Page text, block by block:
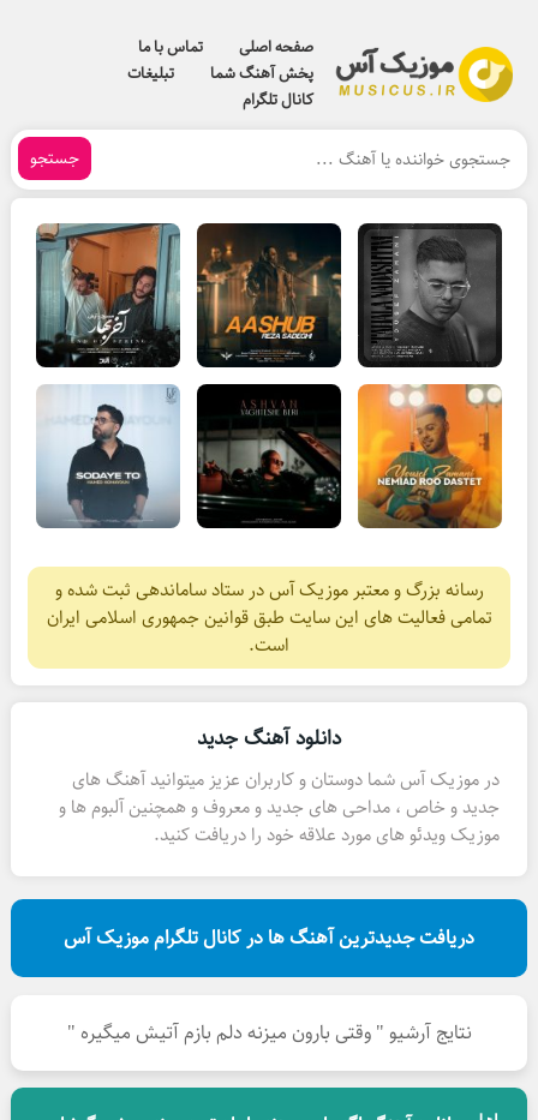
صفحه اصلی
تماس با ما
پخش آهنگ شما
تبلیغات
کانال تلگرام
جستجو
رسانه بزرگ و معتبر موزیک آس در ستاد ساماندهی ثبت شده و
تمامی فعالیت های این سایت طبق قوانین جمهوری اسلامی ایران
است.
دانلود آهنگ جدید
در موزیک آس شما دوستان و کاربران عزیز میتوانید آهنگ های
جدید و خاص ، مداحی های جدید و معروف و همچنین آلبوم ها و
موزیک ویدئو های مورد علاقه خود را دریافت کنید.
دریافت جدیدترین آهنگ ها در کانال تلگرام موزیک آس
نتایج آرشیو " وقتی بارون میزنه دلم بازم آتیش میگیره "